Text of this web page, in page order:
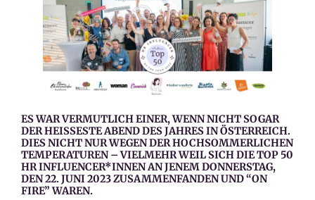
ES WAR VERMUTLICH EINER, WENN NICHT SOGAR
DER HEISSESTE ABEND DES JAHRES IN ÖSTERREICH.
DIES NICHT NUR WEGEN DER HOCHSOMMERLICHEN
TEMPERATUREN – VIELMEHR WEIL SICH DIE TOP 50
HR INFLUENCER*INNEN AN JENEM DONNERSTAG,
DEN 22. JUNI 2023 ZUSAMMENFANDEN UND “ON
FIRE” WAREN.